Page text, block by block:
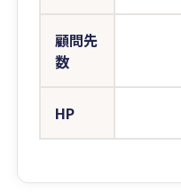
顧問先
数
HP